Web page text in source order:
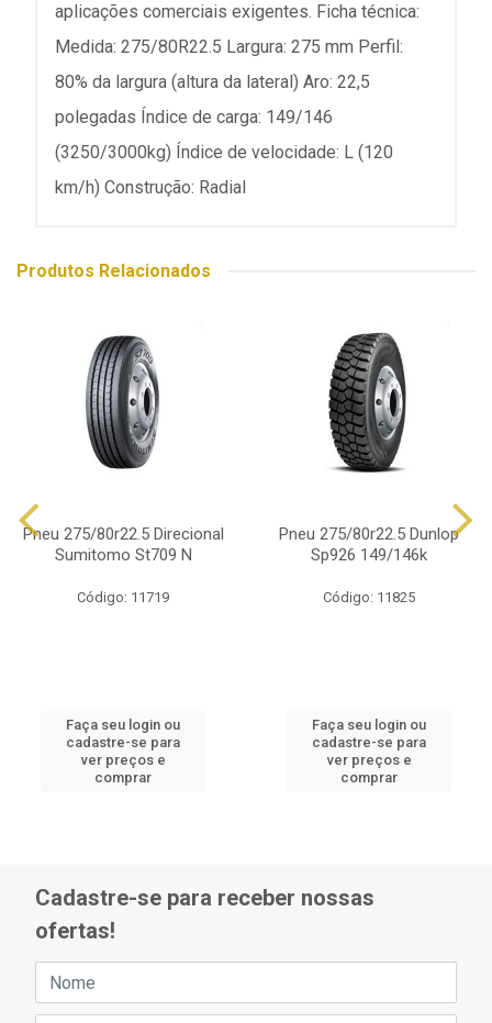
aplicações comerciais exigentes. Ficha técnica:
Medida: 275/80R22.5 Largura: 275 mm Perfil:
80% da largura (altura da lateral) Aro: 22,5
polegadas Índice de carga: 149/146
(3250/3000kg) Índice de velocidade: L (120
km/h) Construção: Radial
Produtos Relacionados
Pneu 275/80r22.5 Direcional
Sumitomo St709 N
Código: 11719
Faça seu login ou
cadastre-se para
ver preços e
comprar
Pneu 275/80r22.5 Dunlop
Sp926 149/146k
Código: 11825
Faça seu login ou
cadastre-se para
ver preços e
comprar
Cadastre-se para receber nossas
ofertas!